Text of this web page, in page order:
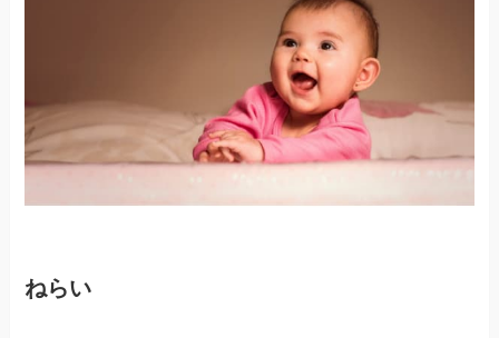
ねらい